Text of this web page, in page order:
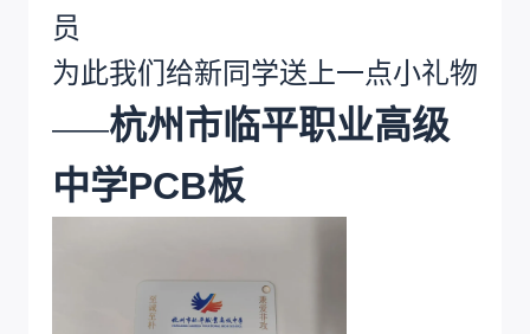
员
为此我们给新同学送上一点小礼物
——杭州市临平职业高级
中学PCB板